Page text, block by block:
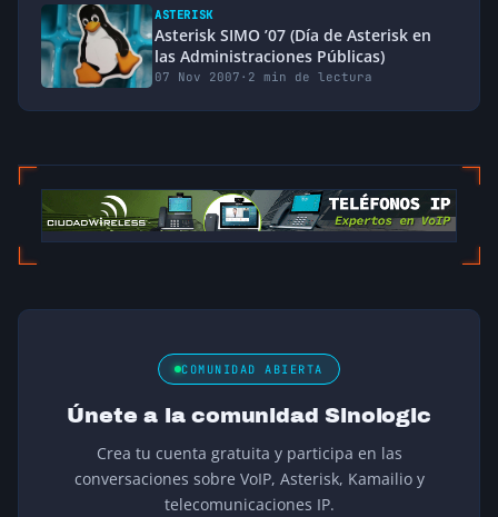
ASTERISK
Asterisk SIMO ’07 (Día de Asterisk en
las Administraciones Públicas)
07 Nov 2007 · 2 min de lectura
COMUNIDAD ABIERTA
Únete a la comunidad Sinologic
Crea tu cuenta gratuita y participa en las
conversaciones sobre VoIP, Asterisk, Kamailio y
telecomunicaciones IP.